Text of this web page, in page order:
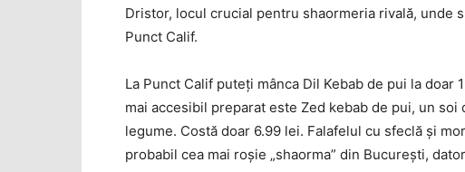
Dristor, locul crucial pentru shaormeria rivală, unde
Punct Calif.
La Punct Calif puteţi mânca Dil Kebab de pui la doar
mai accesibil preparat este Zed kebab de pui, un
legume. Costă doar 6.99 lei. Falafelul cu sfeclă şi
probabil cea mai roşie „shaorma” din Bucureşti,